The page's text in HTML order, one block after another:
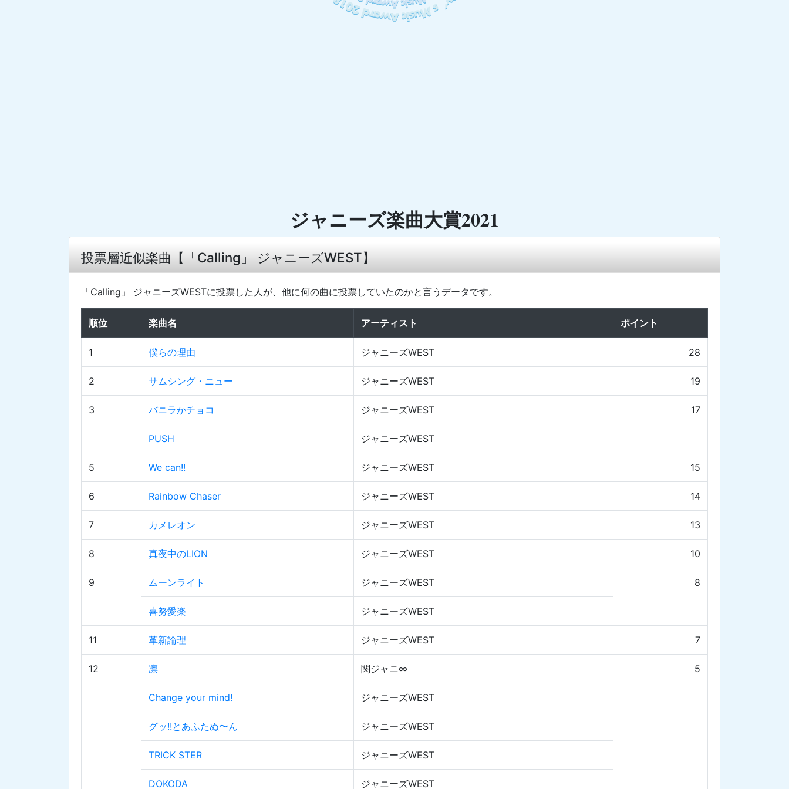
ジャニーズ楽曲大賞2021
投票層近似楽曲【「Calling」 ジャニーズWEST】
「Calling」 ジャニーズWESTに投票した人が、他に何の曲に投票していたのかと言うデータです。
順位 楽曲名 アーティスト ポイント
1 僕らの理由 ジャニーズWEST 28
2 サムシング・ニュー ジャニーズWEST 19
3 バニラかチョコ ジャニーズWEST 17
PUSH ジャニーズWEST
5 We can!! ジャニーズWEST 15
6 Rainbow Chaser ジャニーズWEST 14
7 カメレオン ジャニーズWEST 13
8 真夜中のLION ジャニーズWEST 10
9 ムーンライト ジャニーズWEST 8
喜努愛楽 ジャニーズWEST
11 革新論理 ジャニーズWEST 7
12 凛 関ジャニ∞ 5
Change your mind! ジャニーズWEST
グッ!!とあふたぬ〜ん ジャニーズWEST
TRICK STER ジャニーズWEST
DOKODA ジャニーズWEST